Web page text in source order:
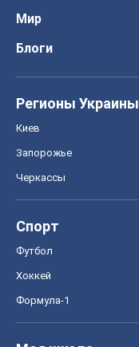
Мир
Блоги
Регионы Украины
Киев
Запорожье
Черкассы
Спорт
Футбол
Хоккей
Формула-1